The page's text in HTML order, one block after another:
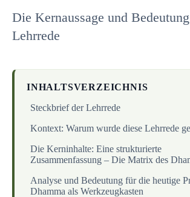
Die Kernaussage und
Lehrrede
INHALTSVERZEICHNIS
Steckbrief der Lehrrede
Kontext: Warum wurde diese Lehrrede
Die Kerninhalte: Eine strukturierte
Zusammenfassung – Die Matrix des
Analyse und Bedeutung für die heutige
Dhamma als Werkzeugkasten